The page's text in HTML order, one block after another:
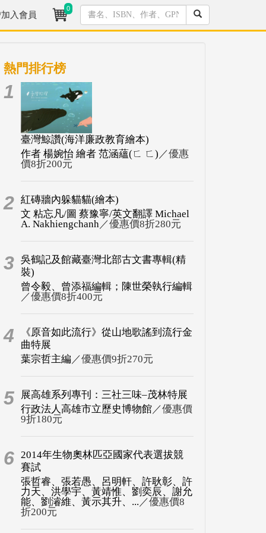
入會員
0
熱門排行榜
1
臺灣鯨讚(海洋廉政教育繪本)
作者 楊婉怡 繪者 范涵蘊(ㄈ ㄈ) ／優惠
價8折200元
2 紅磚牆內躲貓貓(繪本)
文 粘忘凡/圖 蔡豫寧/英文翻譯 Michael
A. Nakhiengchanh／優惠價8折280元
3 吳鶴記及館藏臺灣北部古文書專輯(精
裝)
曾令毅、曾添福編輯；陳世榮執行編輯
／優惠價8折400元
4
《原音如此流行》從山地歌謠到流行金
曲特展
葉宗哲主編 ／優惠價9折270元
5
展高雄系列專刊：三社三味–茂林特展
行政法人高雄市立歷史博物館／優惠價
9折180元
6 2014年生物奧林匹亞國家代表選拔競
賽試
張哲睿、張若愚、呂明軒、許耿彰、許
力天、洪學宇、黃靖惟、劉奕辰、謝允
能、劉濬維、黃示其升、... ／優惠價8
折200元